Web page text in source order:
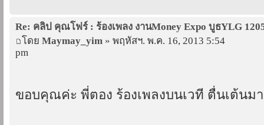
Re: คลิป คุณโฟร์ : ร้องเพลง งานMoney Expo บูธYLG
โดย Maymay_yim » พฤหัสฯ. พ.ค. 16, 2013 5:54
pm
ขอบคุณค่ะ พี่ตอง ร้องเพลงบนเวที ตื่นเต้นม